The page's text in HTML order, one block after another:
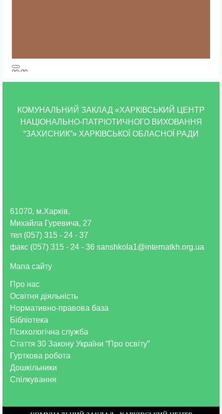
00:00
00:00
КОМУНАЛЬНИЙ ЗАКЛАД «ХАРКІВСЬКИЙ ЦЕНТР
НАЦІОНАЛЬНО-ПАТРІОТИЧНОГО ВИХОВАННЯ
“ЗАХИСНИК”» ХАРКІВСЬКОЇ ОБЛАСНОЇ РАДИ
Про нас
Освітня діяльність
Нормативно-правова база
Бібліотека
Психологічна служба
Стаття 30 Закону України “Про освіту”
Гурткова робота
Дошкільники
Спілкування
61070, м.Харків,
Михайла Гуревича, 27
тел (057) 315 - 24 - 37
факс (057) 315 - 24 - 36 sanshkola1@internatkh.org.ua
Мапа сайту